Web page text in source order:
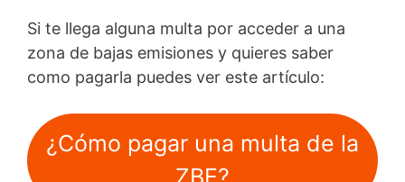
Si te llega alguna multa por acceder a una
zona de bajas emisiones y quieres saber
como pagarla puedes ver este artículo:
¿Cómo pagar una multa de la